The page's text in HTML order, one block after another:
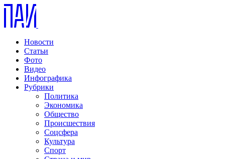
Новости
Статьи
Фото
Видео
Инфографика
Рубрики
Политика
Экономика
Общество
Происшествия
Соцсфера
Культура
Спорт